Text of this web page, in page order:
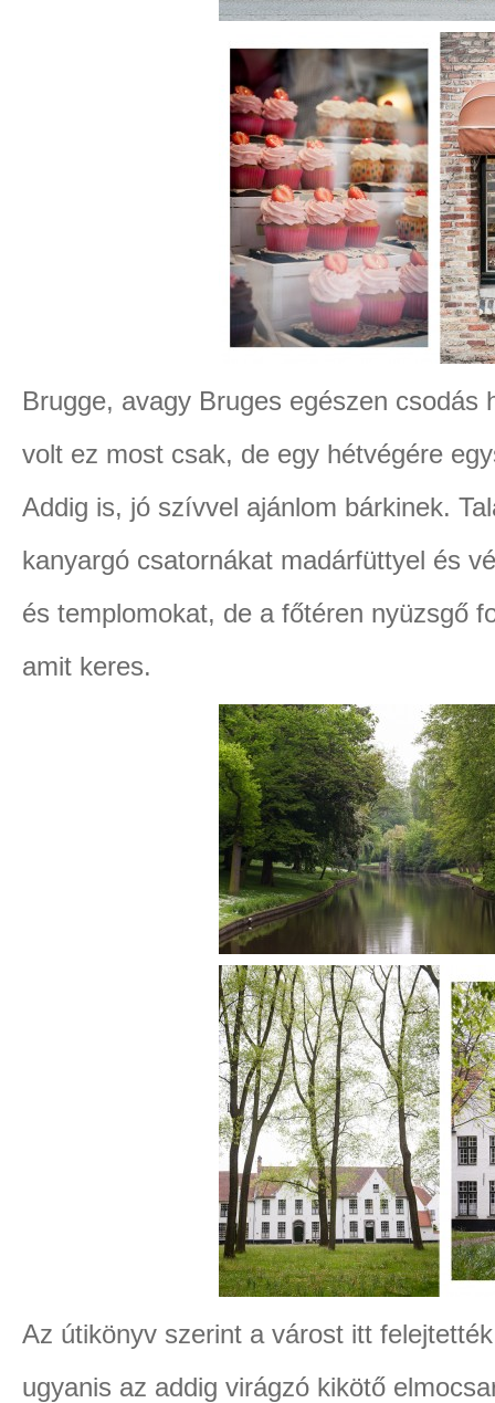
Brugge, avagy Bruges egészen csodás
volt ez most csak, de egy hétvégére
Addig is, jó szívvel ajánlom bárkinek.
kanyargó csatornákat madárfüttyel és
és templomokat, de a főtéren nyüzsgő
amit keres.
Az útikönyv szerint a várost itt
ugyanis az addig virágzó kikötő